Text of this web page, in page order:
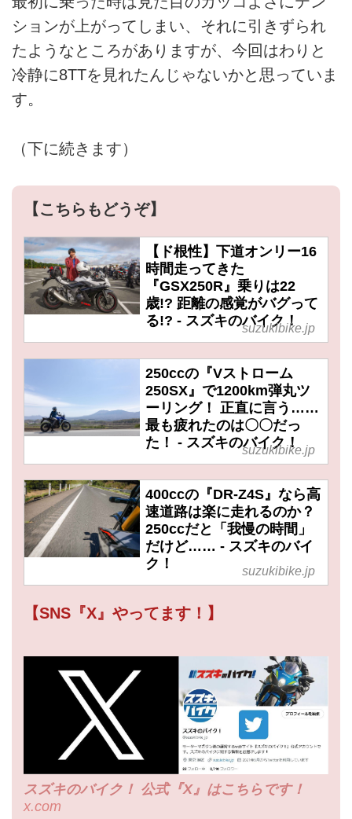
ションが上がってしまい、それに引きずられ
たようなところがありますが、今回はわりと
冷静に8TTを見れたんじゃないかと思っていま
す。
（下に続きます）
【こちらもどうぞ】
【ド根性】下道オンリー16
時間走ってきた
『GSX250R』乗りは22
歳!? 距離の感覚がバグって
る!? - スズキのバイク！
suzukibike.jp
250ccの『Vストローム
250SX』で1200km弾丸ツ
ーリング！ 正直に言う……
最も疲れたのは〇〇だっ
た！ - スズキのバイク！
suzukibike.jp
400ccの『DR-Z4S』なら高
速道路は楽に走れるのか？
250ccだと「我慢の時間」
だけど…… - スズキのバイ
ク！
suzukibike.jp
【SNS『X』やってます！】
スズキのバイク！ 公式『X』はこちらです！
x.com